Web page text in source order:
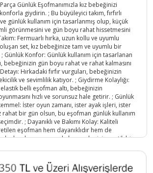
Parça Günlük Eşofmanımızla kız bebeğinizi
giydirin. ; Bu büyüleyici takım, fırfırlı
günlük kullanım için tasarlanmış olup, küçük
görünmesini ve gün boyu rahat hissetmesini
Fermuarlı hırka, uzun kollu ve uyumlu
set, kız bebeğinize tam ve uyumlu bir
Günlük Konfor: Günlük kullanım için tasarlanan
bebeğinizin gün boyu rahat ve rahat kalmasını
Detayı: Hırkadaki fırfır vurguları, bebeğinizin
ve sevimlilik katıyor. ; Giydirme Kolaylığı:
elastik belli eşofman altı, bebeğinizin
hızlı ve sorunsuz hale getirir. ; Günlük
İster oyun zamanı, ister ayak işleri, ister
rahat bir gün olsun, bu eşofman günlük kullanım
; Dayanıklı ve Bakımı Kolay: Kaliteli
eşofman hem dayanıklıdır hem de
bu da onu meşgul ebeveynler için pratik bir
için tasarlanmıştır. ; 6-18 ay arası kız